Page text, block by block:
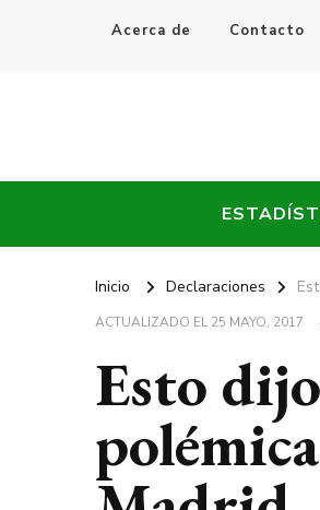
Acerca de Contacto
Every Fútbol
Inicio Declaraciones
ACTUALIZADO EL25 MAYO, 2017
Esto